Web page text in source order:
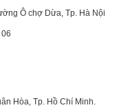
Ô chợ Dừa, Tp. Hà Nội
Hòa, Tp. Hồ Chí Minh.